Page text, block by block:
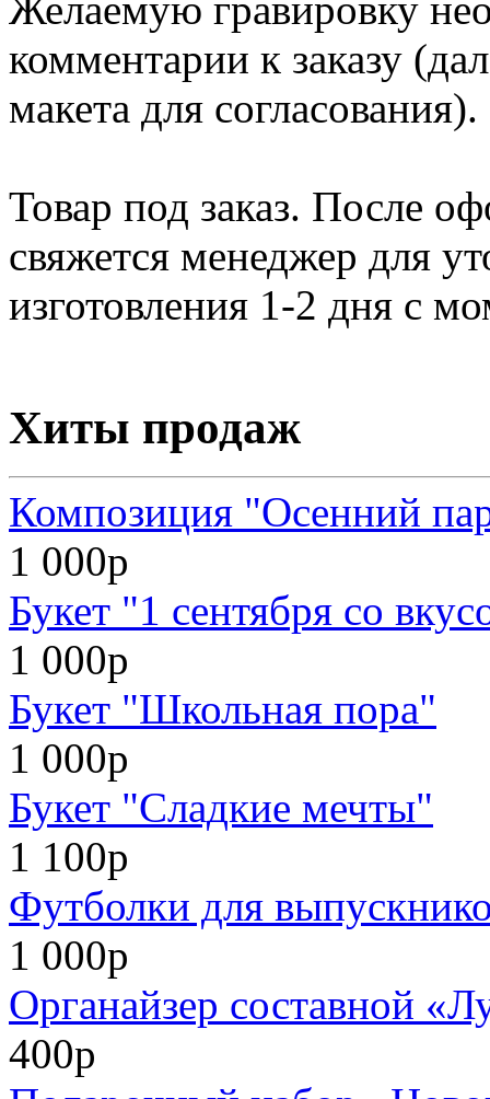
комментарии к заказу
макета для согласования).
Товар под заказ. После
свяжется менеджер для
изготовления 1-2 дня с
Хиты продаж
Композиция "Осенний
1 000р
Букет "1 сентября со
1 000р
Букет "Школьная пора"
1 000р
Букет "Сладкие мечты"
1 100р
Футболки для
1 000р
Органайзер составной
400р